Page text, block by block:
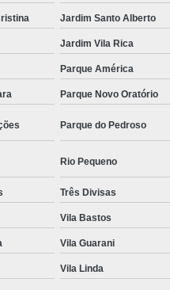
Jardim Santo Alberto
Jardim Vila Rica
Parque América
Parque Novo Oratório
Parque do Pedroso
Rio Pequeno
Três Divisas
Vila Bastos
Vila Guarani
Vila Linda